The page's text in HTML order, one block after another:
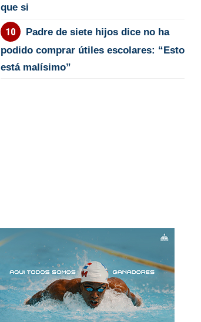
que si
Padre de siete hijos dice no ha
podido comprar útiles escolares: “Esto
está malísimo”